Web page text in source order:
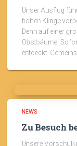
Unser Ausflug
hohen Klinge
Denn auf einer
Obstbäume.
entdeckt.
NEWS
Zu Besuch
Unsere